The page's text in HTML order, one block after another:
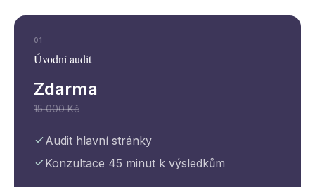
01
Úvodní audit
Zdarma
15 000 Kč
Audit hlavní stránky
Konzultace 45 minut k výsledkům